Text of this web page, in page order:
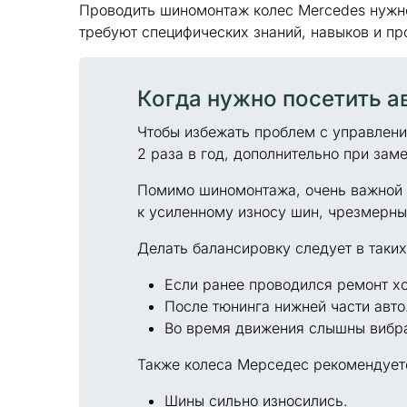
Проводить шиномонтаж колес Mercedes
требуют специфических знаний, навыков и
Когда нужно посетить
Чтобы избежать проблем с
2 раза в год, дополнительно при
Помимо шиномонтажа, очень важной
к усиленному износу шин,
Делать балансировку следует в
Если ранее проводился ремонт
После тюнинга нижней части
Во время движения слышны
Также колеса Мерседес
Шины сильно износились.